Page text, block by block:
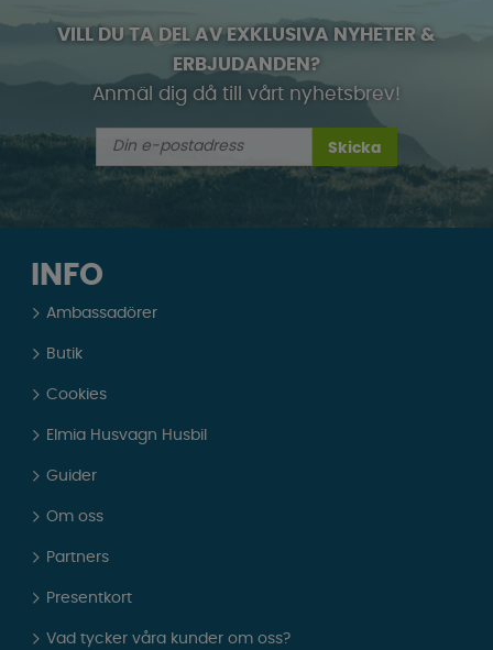
VILL DU TA DEL AV EXKLUSIVA NYHETER &
ERBJUDANDEN?
Anmäl dig då till vårt nyhetsbrev!
Skicka
INFO
Ambassadörer
Butik
Cookies
Elmia Husvagn Husbil
Guider
Om oss
Partners
Presentkort
Vad tycker våra kunder om oss?